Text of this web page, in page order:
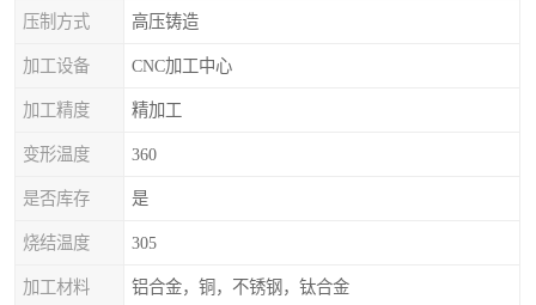
压制方式 高压铸造
加工设备 CNC加工中心
加工精度 精加工
变形温度 360
是否库存 是
烧结温度 305
加工材料 铝合金，铜，不锈钢，钛合金